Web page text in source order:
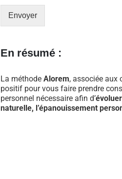
Envoyer
En résumé :
La méthode Alorem, associée aux
positif pour vous faire prendre
personnel nécessaire afin d’
naturelle, l’épanouissement